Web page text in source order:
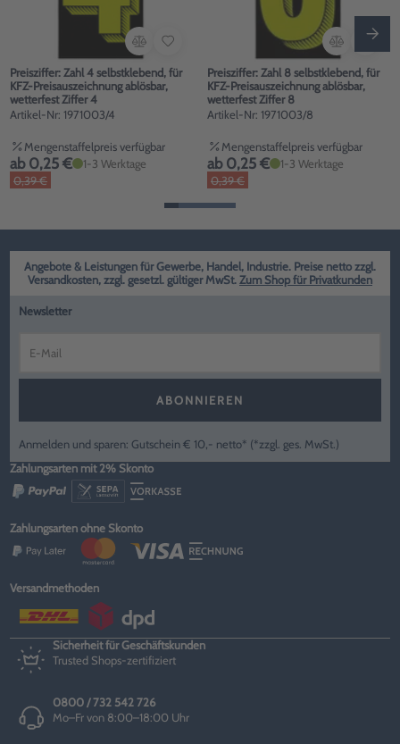
Preisziffer: Zahl 4 selbstklebend, für
KFZ-Preisauszeichnung ablösbar,
wetterfest Ziffer 4
Artikel-Nr: 1971003/4
Mengenstaffelpreis verfügbar
ab 0,25 €
1-3 Werktage
0,39 €
Preisziffer: Zahl 8 selbstklebend, für
KFZ-Preisauszeichnung ablösbar,
wetterfest Ziffer 8
Artikel-Nr: 1971003/8
Mengenstaffelpreis verfügbar
ab 0,25 €
1-3 Werktage
0,39 €
Angebote & Leistungen für Gewerbe, Handel, Industrie. Preise netto zzgl.
Versandkosten, zzgl. gesetzl. gültiger MwSt. Zum Shop für Privatkunden
Newsletter
ABONNIEREN
Anmelden und sparen: Gutschein € 10,- netto* (*zzgl. ges. MwSt.)
Zahlungsarten mit 2% Skonto
Zahlungsarten ohne Skonto
Versandmethoden
Sicherheit für Geschäftskunden
Trusted Shops-zertifiziert
0800 / 732 542 726
Mo–Fr von 8:00–18:00 Uhr